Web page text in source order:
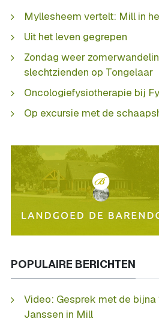
Myllesheem vertelt: Mill in
Uit het leven gegrepen
Zondag weer
slechtzienden op Tongelaar
Oncologiefysiotherapie bij
Op excursie met de
POPULAIRE BERICHTEN
Video: Gesprek met de
Janssen in Mill